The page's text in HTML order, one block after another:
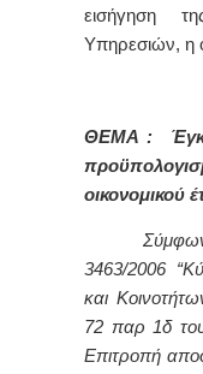
εισήγηση
Υπηρεσιών, η
ΘΕΜΑ :
οικονομικού
Σύμφωνα
3463/2006
και
72 παρ 1δ
Επιτροπή